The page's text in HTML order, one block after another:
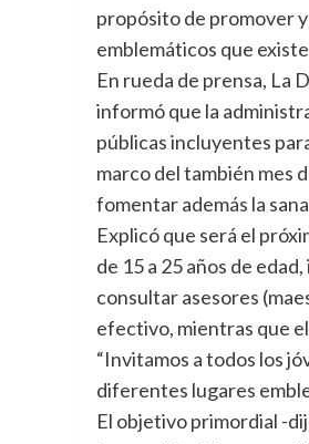
propósito de promover
emblemáticos que
En rueda de prensa, La
informó que la
públicas incluyentes
marco del también mes
fomentar además la
Explicó que será el
de 15 a 25 años de
consultar asesores
efectivo, mientras que
“Invitamos a todos los
diferentes lugares
El objetivo primordial -